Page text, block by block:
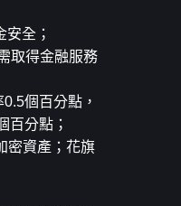
全；
取得金融服務
個百分點，
百分點；
密資產；花旗